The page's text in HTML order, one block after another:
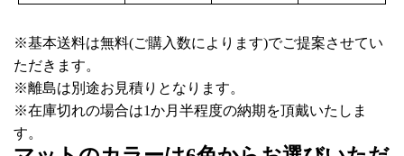
※基本送料は無料(ご購入数によります)でご提案させてい
ただきます。
※離島は別途お見積りとなります。
※在庫切れの場合は1か月半程度の納期を頂戴いたしま
す。